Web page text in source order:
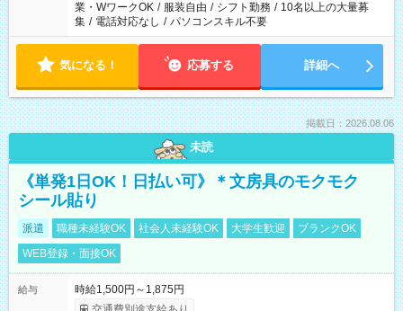
業・WワークOK / 服装自由 / シフト勤務 / 10名以上の大量募
集 / 電話対応なし / パソコンスキル不要
気になる！ 応募する 詳細へ
掲載日：2026.08.06
未読
《単発1日OK！日払い可》＊文房具のモクモク
シール貼り
派遣 職種未経験OK 社会人未経験OK 大学生歓迎
ブランクOK
WEB登録・面接OK
給与
時給1,500円～1,875円